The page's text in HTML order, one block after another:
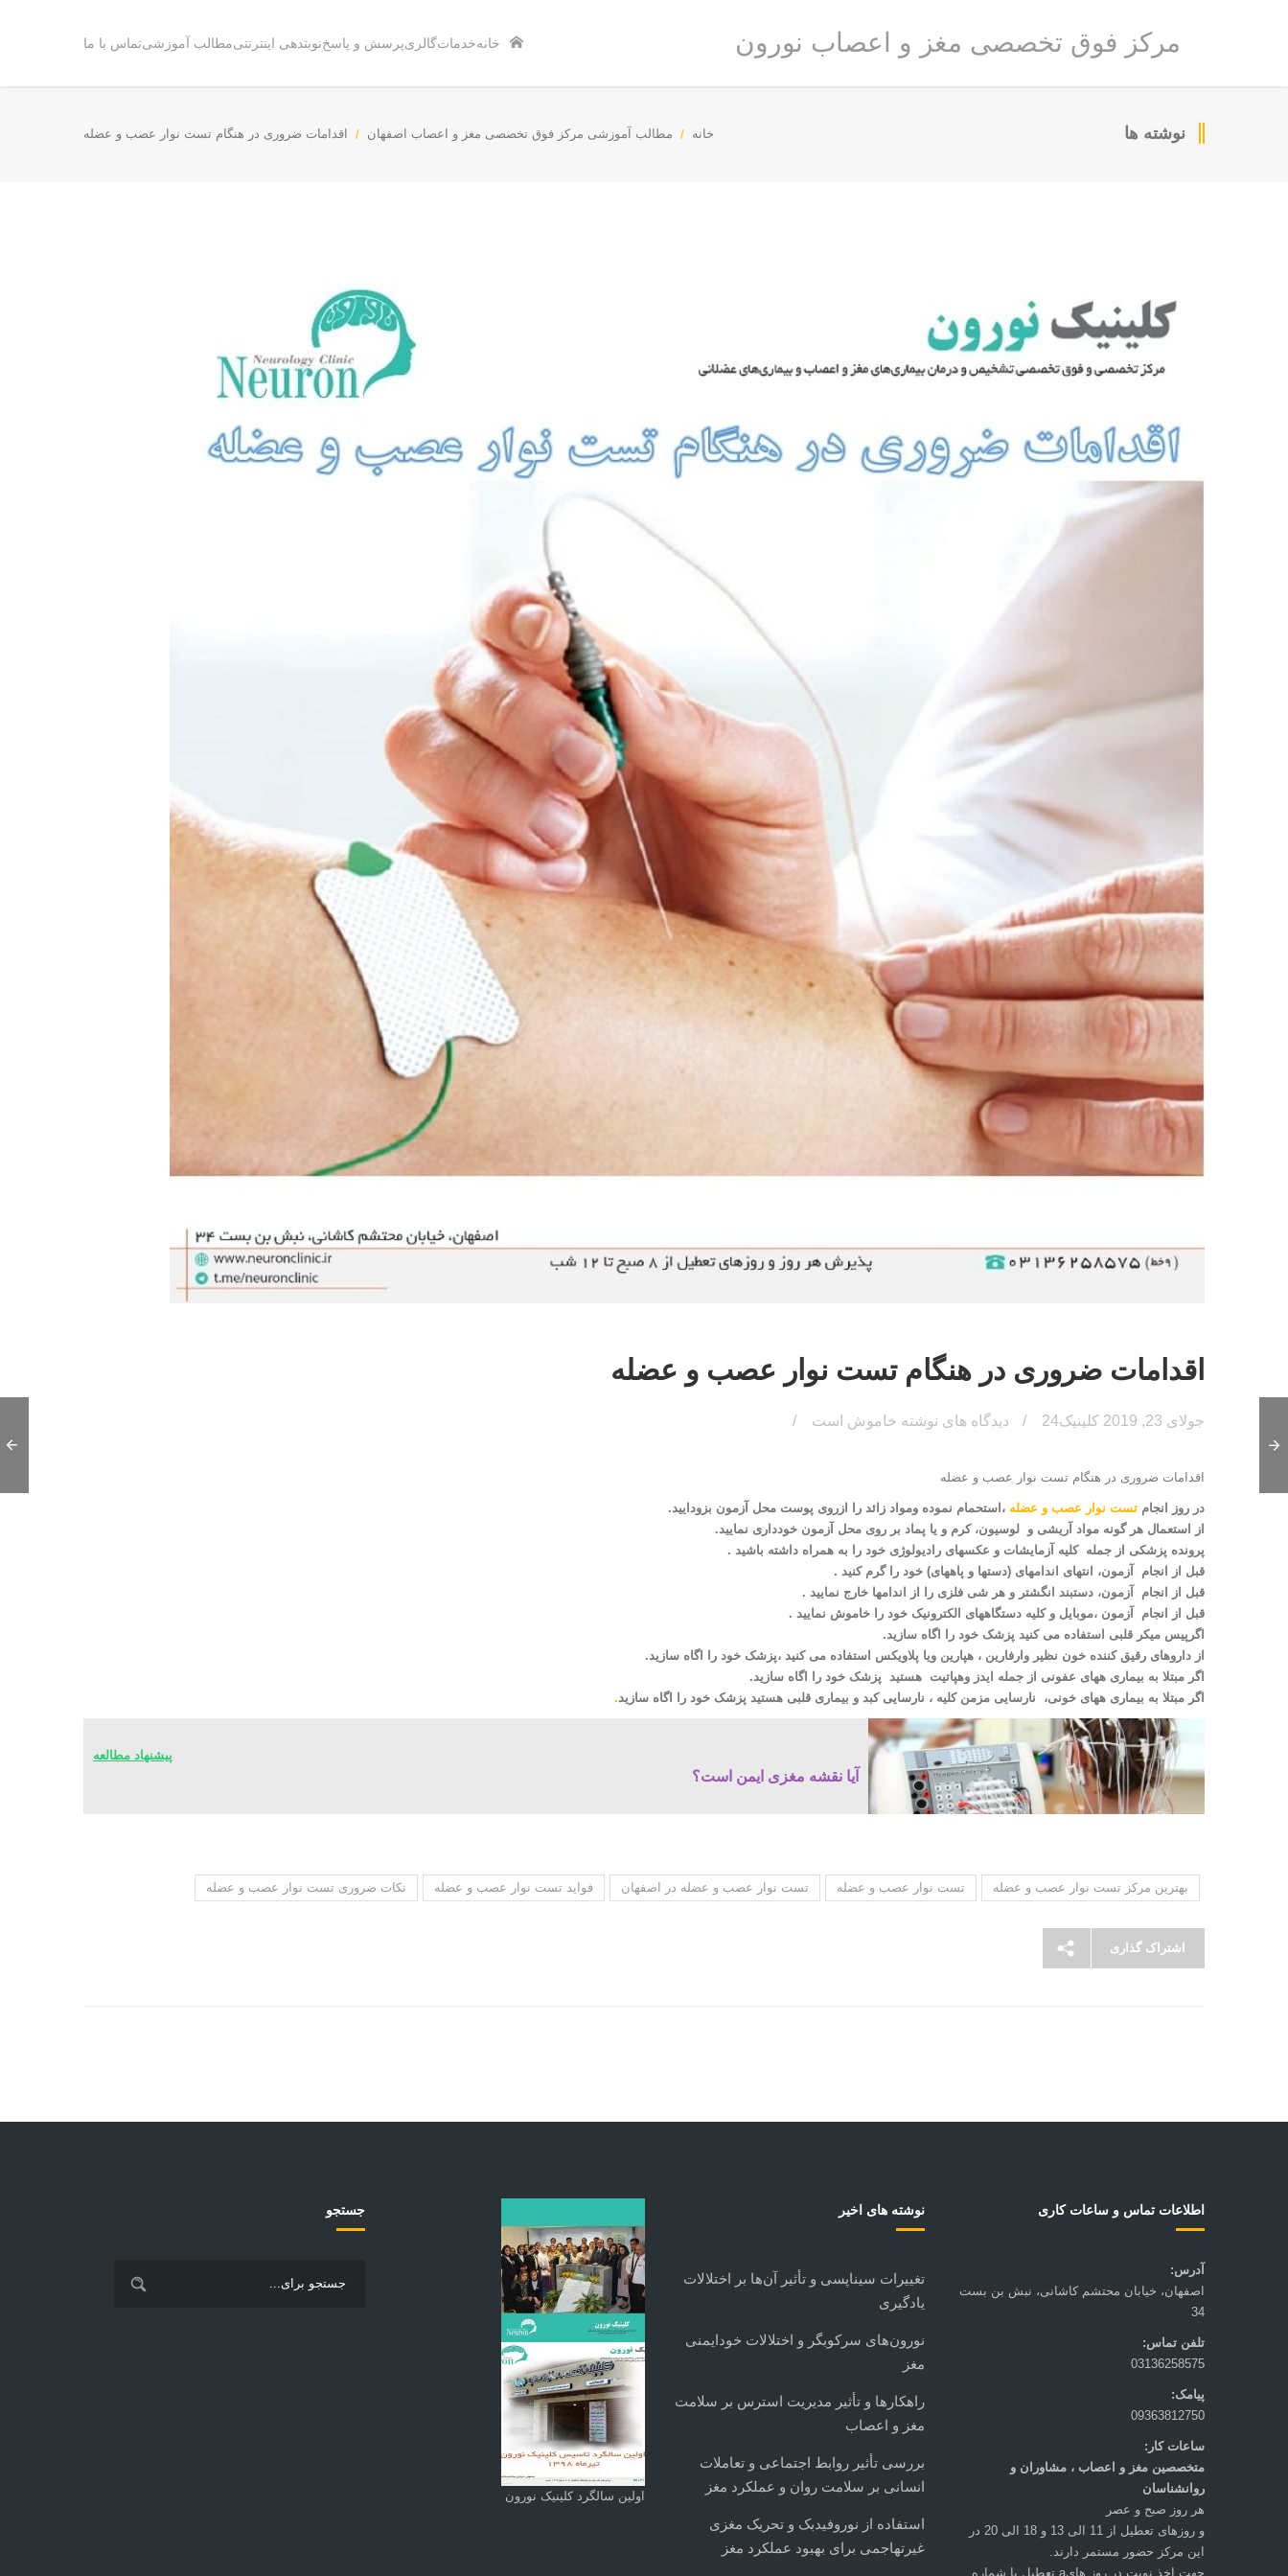
مرکز فوق تخصصی مغز و اعصاب نورون خانهخدماتگالریپرسش و پاسخنوبتدهی اینترنتیمطالب آموزشیتماس با ما
نوشته ها خانه مطالب آموزشی مرکز فوق تخصصی مغز و اعصاب اصفهان اقدامات ضروری در هنگام تست نوار عصب و عضله
اقدامات ضروری در هنگام تست نوار عصب و عضله
جولای 23, 2019 کلینیک24 دیدگاه های نوشته خاموش است
اقدامات ضروری در هنگام تست نوار عصب و عضله
در روز انجام تست نوار عصب و عضله ،استحمام نموده ومواد زائد را ازروی پوست محل آزمون بزودایید.
از استعمال هر گونه مواد آریشی و لوسیون، کرم و یا پماد بر روی محل آزمون خودداری نمایید.
پرونده پزشکی از جمله کلیه آزمایشات و عکسهای رادیولوژی خود را به همراه داشته باشید .
قبل از انجام آزمون، انتهای اندامهای (دستها و پاههای) خود را گرم کنید .
قبل از انجام آزمون، دستبند انگشتر و هر شی فلزی را از اندامها خارج نمایید .
قبل از انجام آزمون ،موبایل و کلیه دستگاههای الکترونیک خود را خاموش نمایید .
اگرپیس میکر قلبی استفاده می کنید پزشک خود را اگاه سازید.
از داروهای رقیق کننده خون نظیر وارفارین ، هپارین ویا پلاویکس استفاده می کنید ،پزشک خود را اگاه سازید.
اگر مبتلا به بیماری ههای عفونی از جمله ایدز وهپاتیت هستید پزشک خود را اگاه سازید.
اگر مبتلا به بیماری ههای خونی، نارسایی مزمن کلیه ، نارسایی کبد و بیماری قلبی هستید پزشک خود را اگاه سازید.
پیشنهاد مطالعه
آیا نقشه مغزی ایمن است؟
بهترین مرکز تست نوار عصب و عضله تست نوار عصب و عضله تست نوار عصب و عضله در اصفهان فواید تست نوار عصب و عضله نکات ضروری تست نوار عصب و عضله
اشتراک گذاری
اطلاعات تماس و ساعات کاری
آدرس:
اصفهان، خیابان محتشم کاشانی، نبش بن بست
34
تلفن تماس:
03136258575
پیامک:
09363812750
ساعات کار:
متخصصين مغز و اعصاب ، مشاوران و
روانشناسان
هر روز صبح و عصر
و روزهای تعطيل از 11 الی 13 و 18 الی 20 در
این مرکز حضور مستمر دارند.
جهت اخذ نوبت در روز هایa تعطيل با شماره
نوشته های اخیر
تغییرات سیناپسی و تأثیر آن‌ها بر اختلالات
یادگیری
نورون‌های سرکوبگر و اختلالات خودایمنی
مغز
راهکارها و تأثیر مدیریت استرس بر سلامت
مغز و اعصاب
بررسی تأثیر روابط اجتماعی و تعاملات
انسانی بر سلامت روان و عملکرد مغز
استفاده از نوروفیدبک و تحریک مغزی
غیرتهاجمی برای بهبود عملکرد مغز
اولین سالگرد کلینیک نورون
جستجو